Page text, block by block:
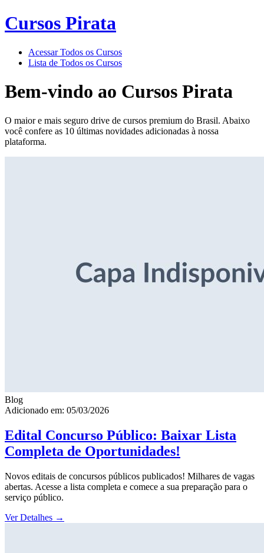
Cursos Pirata
Acessar Todos os Cursos
Lista de Todos os Cursos
Bem-vindo ao Cursos Pirata
O maior e mais seguro drive de cursos premium do Brasil. Abaixo
você confere as 10 últimas novidades adicionadas à nossa
plataforma.
Blog
Adicionado em: 05/03/2026
Edital Concurso Público: Baixar Lista
Completa de Oportunidades!
Novos editais de concursos públicos publicados! Milhares de vagas
abertas. Acesse a lista completa e comece a sua preparação para o
serviço público.
Ver Detalhes →